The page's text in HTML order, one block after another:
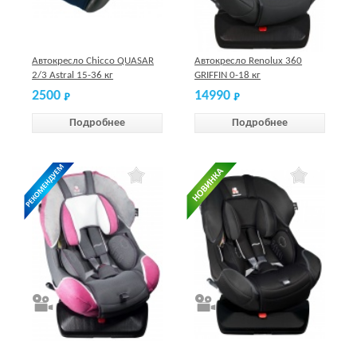
Автокресло Chicco QUASAR
2/3 Astral 15-36 кг
2500
Подробнее
Автокресло Renolux 360
GRIFFIN 0-18 кг
14990
Подробнее